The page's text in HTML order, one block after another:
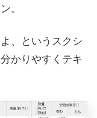
。
、というスクシ
かりやすくテキ